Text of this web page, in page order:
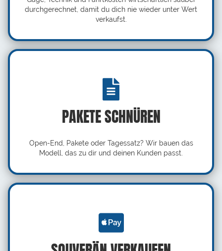
durchgerechnet, damit du dich nie wieder unter Wert
verkaufst.
PAKETE SCHNÜREN
Open-End, Pakete oder Tagessatz? Wir bauen das
Modell, das zu dir und deinen Kunden passt.